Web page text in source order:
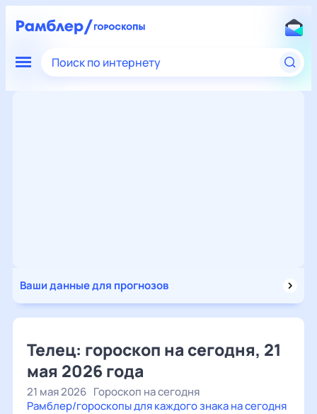
Поиск по интернету
Ваши данные для прогнозов
Телец: гороскоп на сегодня, 21
мая 2026 года
21 мая 2026 Гороскоп на сегодня
Рамблер/гороскопы для каждого знака на сегодня